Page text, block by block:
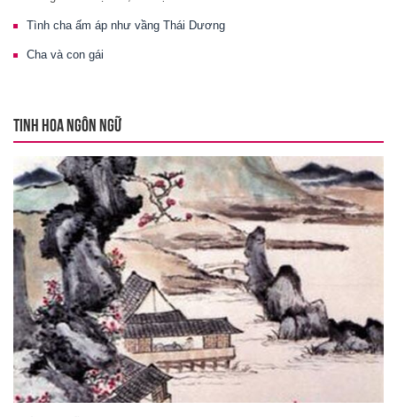
Tình cha ấm áp như vầng Thái Dương
Cha và con gái
TINH HOA NGÔN NGỮ